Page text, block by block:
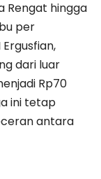
Rengat hingga
per
dari luar
Rp70
ini tetap
antara